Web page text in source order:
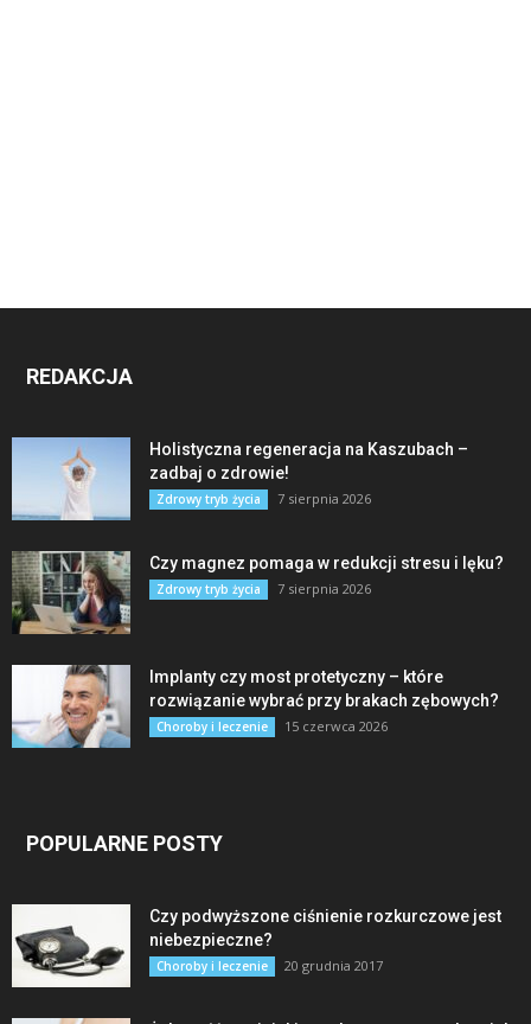
REDAKCJA
Holistyczna regeneracja na Kaszubach –
zadbaj o zdrowie!
Zdrowy tryb życia 7 sierpnia 2026
Czy magnez pomaga w redukcji stresu i lęku?
Zdrowy tryb życia 7 sierpnia 2026
Implanty czy most protetyczny – które
rozwiązanie wybrać przy brakach zębowych?
Choroby i leczenie 15 czerwca 2026
POPULARNE POSTY
Czy podwyższone ciśnienie rozkurczowe jest
niebezpieczne?
Choroby i leczenie 20 grudnia 2017